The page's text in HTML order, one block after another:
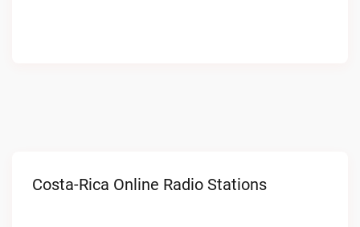
Costa-Rica Online Radio Stations